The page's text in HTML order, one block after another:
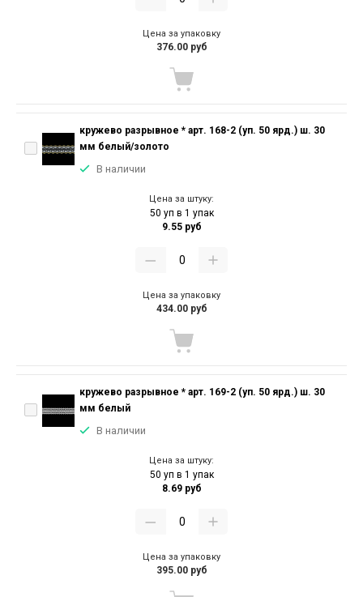
Цена за упаковку
376.00 руб
кружево разрывное * арт. 168-2 (уп. 50 ярд.) ш. 30
мм белый/золото
В наличии
Цена за штуку:
50 уп в 1 упак
9.55 руб
Цена за упаковку
434.00 руб
кружево разрывное * арт. 169-2 (уп. 50 ярд.) ш. 30
мм белый
В наличии
Цена за штуку:
50 уп в 1 упак
8.69 руб
Цена за упаковку
395.00 руб